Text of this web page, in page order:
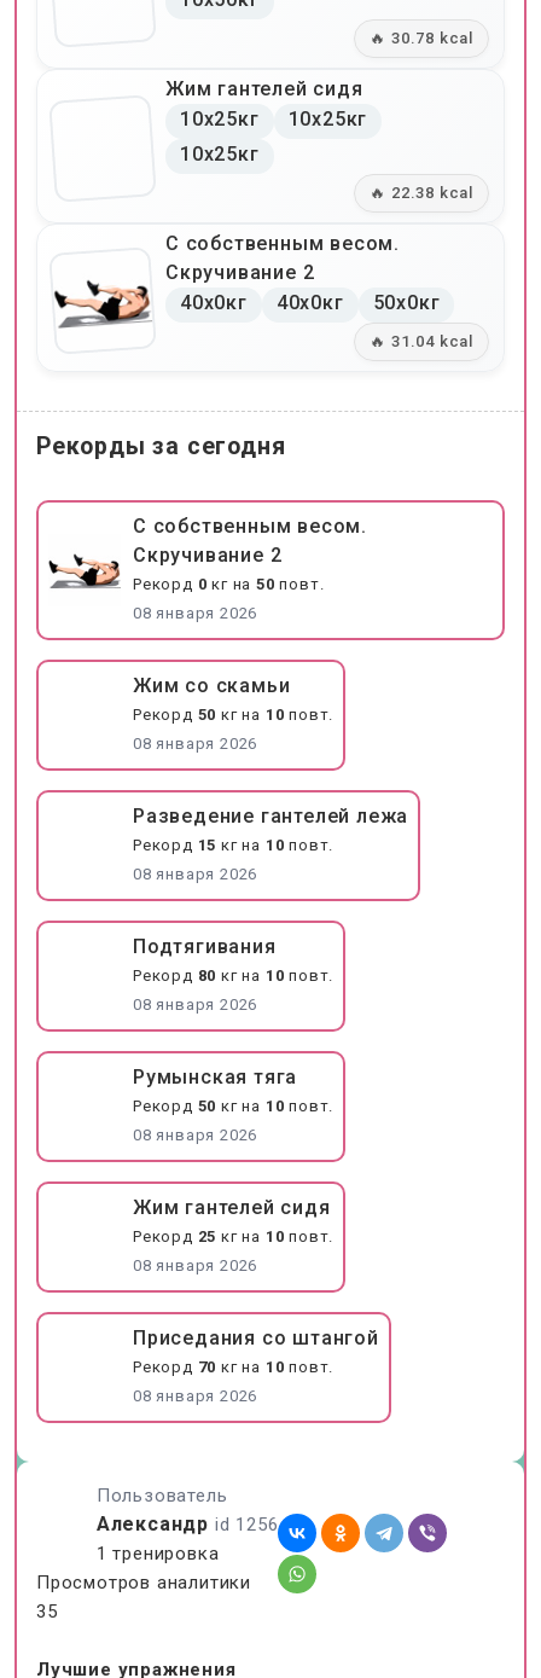
Пользователь
Александр id 1256
1 тренировка
Просмотров аналитики
35
Лучшие упражнения
🔥 30.78 kcal
Жим гантелей сидя
10x25кг
10x25кг
10x25кг
🔥 22.38 kcal
С собственным весом.
Скручивание 2
40x0кг
40x0кг 50x0кг
🔥 31.04 kcal
Рекорды за сегодня
С собственным весом.
Скручивание 2
Рекорд 0 кг на50повт.
08 января 2026
Жим со скамьи
Рекорд 50 кг на 10повт.
08 января 2026
Разведение гантелей лежа
Рекорд 15 кг на 10повт.
08 января 2026
Подтягивания
Рекорд 80 кг на 10повт.
08 января 2026
Румынская тяга
Рекорд 50 кг на 10повт.
08 января 2026
Жим гантелей сидя
Рекорд 25 кг на 10повт.
08 января 2026
Приседания со штангой
Рекорд 70 кг на 10повт.
08 января 2026